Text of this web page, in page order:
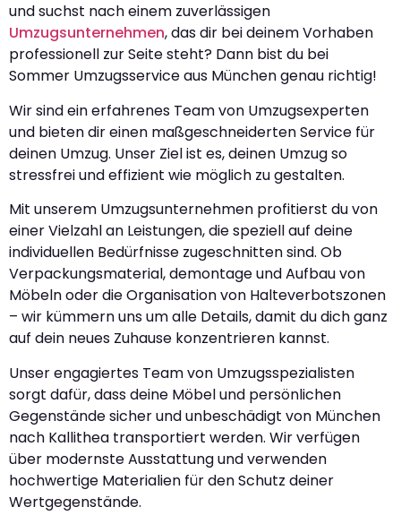
und suchst nach einem zuverlässigen
Umzugsunternehmen, das dir bei deinem Vorhaben
professionell zur Seite steht? Dann bist du bei
Sommer Umzugsservice aus München genau richtig!
Wir sind ein erfahrenes Team von Umzugsexperten
und bieten dir einen maßgeschneiderten Service für
deinen Umzug. Unser Ziel ist es, deinen Umzug so
stressfrei und effizient wie möglich zu gestalten.
Mit unserem Umzugsunternehmen profitierst du von
einer Vielzahl an Leistungen, die speziell auf deine
individuellen Bedürfnisse zugeschnitten sind. Ob
Verpackungsmaterial, demontage und Aufbau von
Möbeln oder die Organisation von Halteverbotszonen
– wir kümmern uns um alle Details, damit du dich ganz
auf dein neues Zuhause konzentrieren kannst.
Unser engagiertes Team von Umzugsspezialisten
sorgt dafür, dass deine Möbel und persönlichen
Gegenstände sicher und unbeschädigt von München
nach Kallithea transportiert werden. Wir verfügen
über modernste Ausstattung und verwenden
hochwertige Materialien für den Schutz deiner
Wertgegenstände.